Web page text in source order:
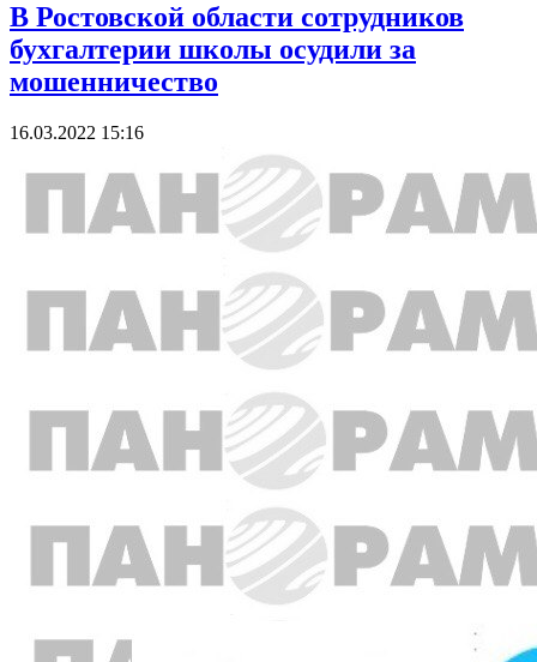
В Ростовской области сотрудников
бухгалтерии школы осудили за
мошенничество
16.03.2022 15:16